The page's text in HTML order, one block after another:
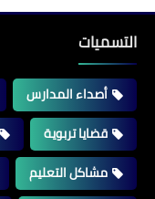
التسميات
أصداء المدارس
قضايا تربوية
مشاكل التعليم